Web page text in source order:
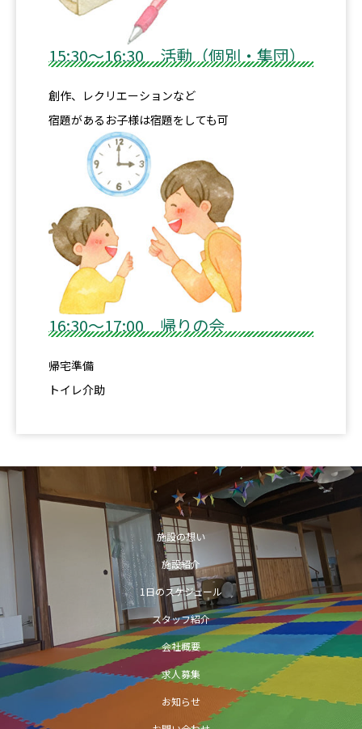
15:30～16:30 活動（個別・集団）
創作、レクリエーションなど
宿題があるお子様は宿題をしても可
16:30～17:00 帰りの会
帰宅準備
トイレ介助
施設の想い
施設紹介
1日のスケジュール
スタッフ紹介
会社概要
求人募集
お知らせ